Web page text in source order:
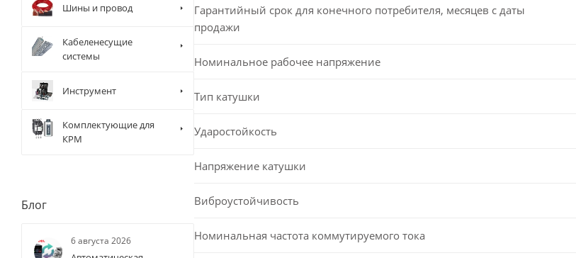
Гарантийный срок для конечного потребителя, месяцев с даты
продажи
Номинальное рабочее напряжение
Тип катушки
Ударостойкость
Напряжение катушки
Виброустойчивость
Номинальная частота коммутируемого тока
Шины и провод
Кабеленесущие
системы
Инструмент
Комплектующие для
КРМ
Блог
6 августа 2026